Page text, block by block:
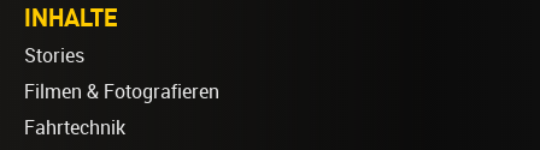
INHALTE
Stories
Filmen & Fotografieren
Fahrtechnik